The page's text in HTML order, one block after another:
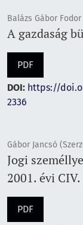
Balázs Gábor Fodor
A gazdaság
PDF
DOI: https://
2336
Gábor Jancsó
Jogi
2001. évi
PDF